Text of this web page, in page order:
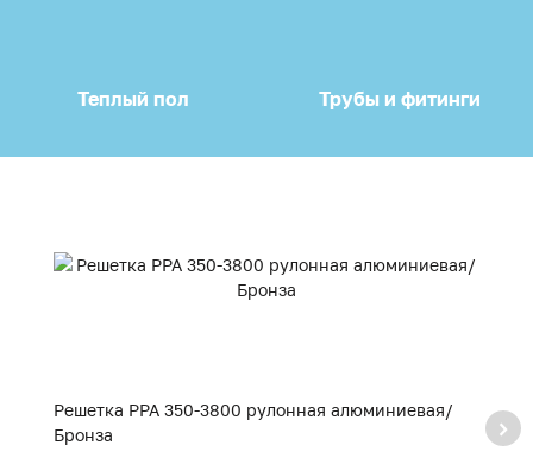
Теплый пол Трубы и фитинги
Решетка PPA 350-3800 рулонная алюминиевая/
Бронза